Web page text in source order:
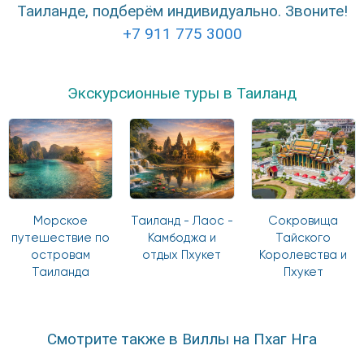
Таиланде, подберём индивидуально. Звоните!
+7 911 775 3000
Экскурсионные туры в Таиланд
Морское
путешествие по
островам
Таиланда
Таиланд - Лаос -
Камбоджа и
отдых Пхукет
Сокровища
Тайского
Королевства и
Пхукет
Смотрите также в Виллы на Пхаг Нга